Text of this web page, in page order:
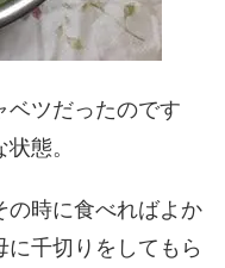
ベツだったのです
態。
の時に食べればよか
千切りをしてもら